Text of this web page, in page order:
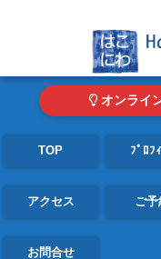
オンライ
TOP ﾌﾟﾛﾌ
アクセス ご予
お問合せ